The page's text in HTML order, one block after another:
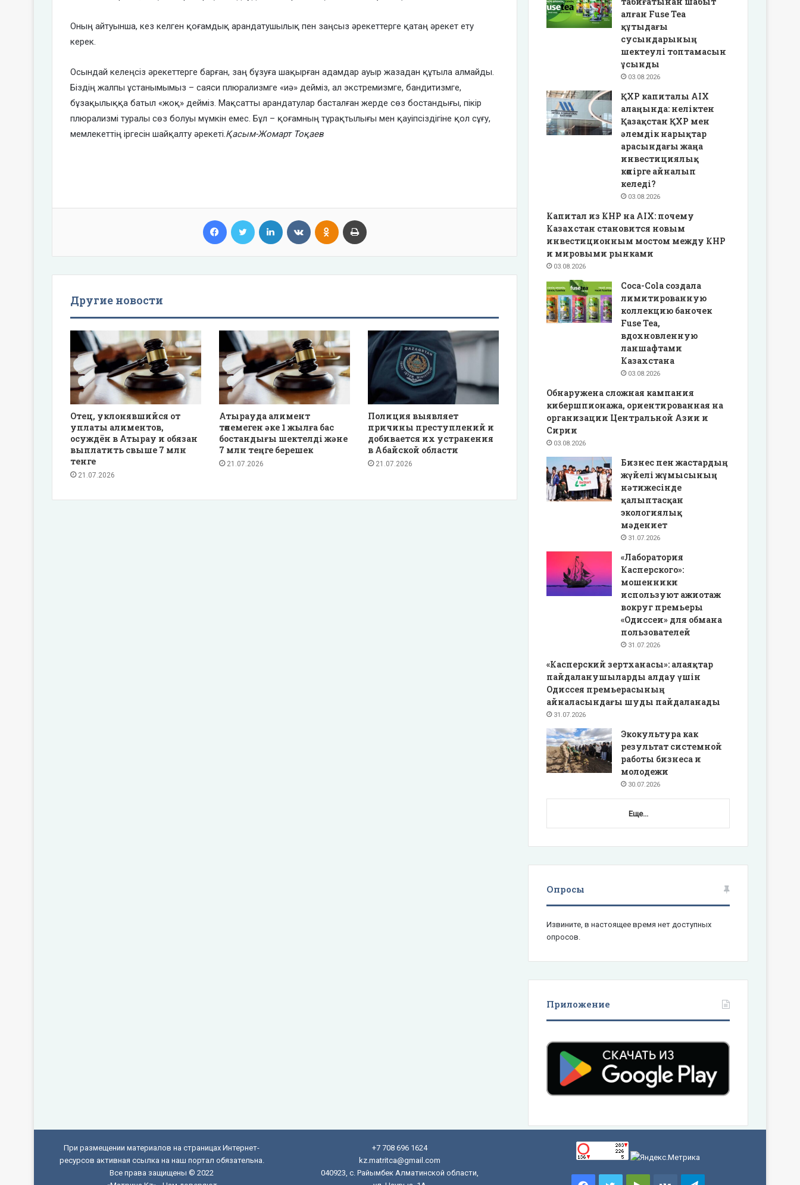
Оның айтуынша, кез келген қоғамдық арандатушылық пен заңсыз әрекеттерге қатаң әрекет ету
керек.
Осындай келеңсіз әрекеттерге барған, заң бұзуға шақырған адамдар ауыр жазадан құтыла алмайды.
Біздің жалпы ұстанымымыз – саяси плюрализмге «иә» дейміз, ал экстремизмге, бандитизмге,
бұзақылыққа батыл «жоқ» дейміз. Мақсатты арандатулар басталған жерде сөз бостандығы, пікір
плюрализмі туралы сөз болуы мүмкін емес. Бұл – қоғамның тұрақтылығы мен қауіпсіздігіне қол сұғу,
мемлекеттің іргесін шайқалту әрекеті.Қасым-Жомарт Тоқаев
Facebook Twitter LinkedIn VKontakteOdnoklassniki
Другие новости
Отец, уклонявшийся от
уплаты алиментов,
осуждён в Атырау и обязан
выплатить свыше 7 млн
тенге
21.07.2026
Атырауда алимент
төлемеген әке 1 жылға бас
бостандығы шектелді және
7 млн теңге берешек
21.07.2026
Полиция выявляет
причины преступлений и
добивается их устранения
в Абайской области
21.07.2026
алған Fuse Tea
құтыдағы
сусындарының
шектеулі топтамасын
ұсынды
03.08.2026
ҚХР капиталы AIX
алаңында: неліктен
Қазақстан ҚХР мен
әлемдік нарықтар
арасындағы жаңа
инвестициялық
көпірге айналып
келеді?
03.08.2026
Капитал из КНР на AIX: почему
Казахстан становится новым
инвестиционным мостом между КНР
и мировыми рынками
03.08.2026
Coca-Cola создала
лимитированную
коллекцию баночек
Fuse Tea,
вдохновленную
ланшафтами
Казахстана
03.08.2026
Обнаружена сложная кампания
кибершпионажа, ориентированная на
организации Центральной Азии и
Сирии
03.08.2026
Бизнес пен жастардың
жүйелі жұмысының
нәтижесінде
қалыптасқан
экологиялық
мәдениет
31.07.2026
«Лаборатория
Касперского»:
мошенники
используют ажиотаж
вокруг премьеры
«Одиссеи» для обмана
пользователей
31.07.2026
«Касперский зертханасы»: алаяқтар
пайдаланушыларды алдау үшін
Одиссея премьерасының
айналасындағы шуды пайдаланады
31.07.2026
Экокультура как
результат системной
работы бизнеса и
молодежи
30.07.2026
Еще...
Опросы
Извините, в настоящее время нет доступных
опросов.
Приложение
При размещении материалов на страницах Интернет-
ресурсов активная ссылка на наш портал обязательна.
Все права защищены © 2022
+7 708 696 1624
kz.matritca@gmail.com
040923, с. Райымбек Алматинской области,